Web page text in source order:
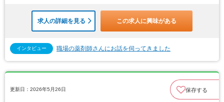
求人の詳細を見る この求人に興味がある
インタビュー 職場の薬剤師さんにお話を伺ってきました
更新日：2026年5月26日 保存する